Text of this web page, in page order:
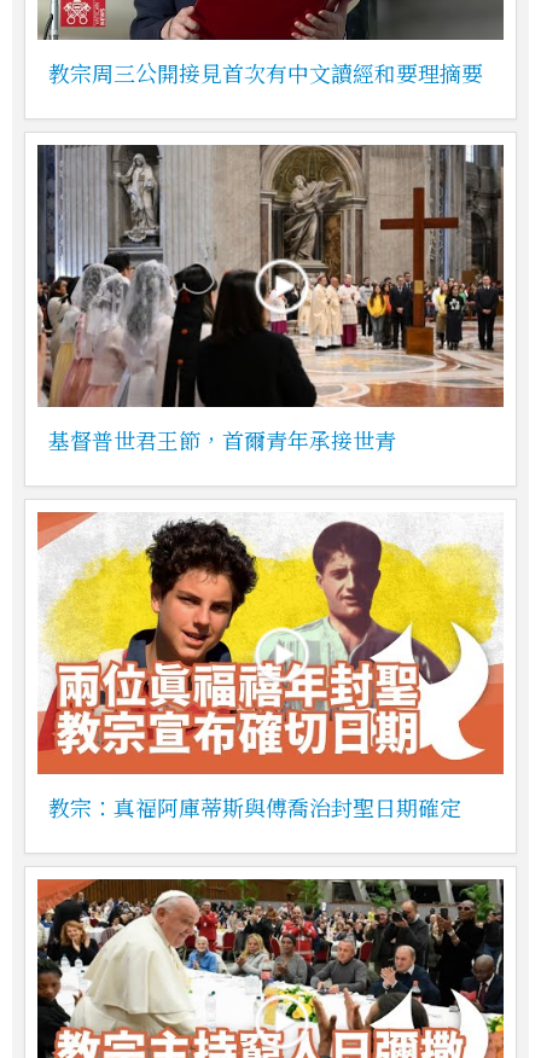
教宗周三公開接見首次有中文讀經和要理摘要
基督普世君王節，首爾青年承接世青
教宗：真福阿庫蒂斯與傅喬治封聖日期確定